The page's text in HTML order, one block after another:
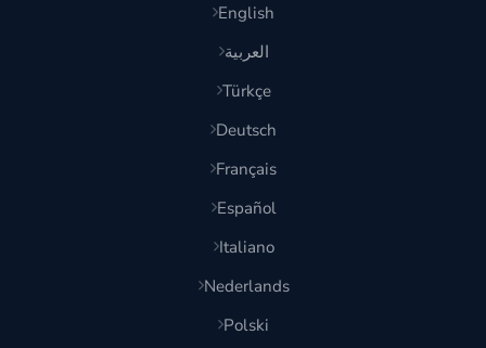
English
العربية
Türkçe
Deutsch
Français
Español
Italiano
Nederlands
Polski